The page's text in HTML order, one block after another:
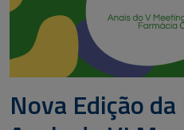
Nova Edição